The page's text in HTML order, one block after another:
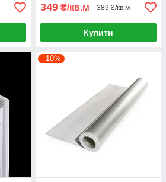
349 ₴/кв.м 389 ₴/кв.м
Купити
–10%